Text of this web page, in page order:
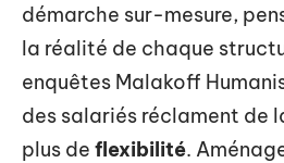
démarche sur-mesure,
la réalité de chaque
enquêtes Malakoff
des salariés réclament de
plus de flexibilité.